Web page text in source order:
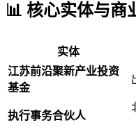
📊 核心实体与商
实体
江苏前沿聚新产业投资
基金
执行事务合伙人